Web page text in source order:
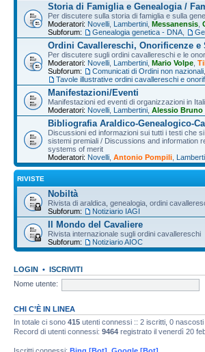
Storia di Famiglia e Genealogia /
Per discutere sulla storia di famiglia e sulla
Moderatori: Novelli Lambertini Messanensis
Subforum:
Genealogia genetica - DNA
Ordini Cavallereschi, Onorificenze
Per discutere sugli ordini cavallereschi e le
Moderatori: Novelli Lambertini Mario Volpe
Subforum:
Comunicati di Ordini non nazionali
Tavole illustrative ordini cavallereschi e
Manifestazioni/Eventi
Manifestazioni ed eventi di organizzazioni in
Moderatori: Novelli Lambertini Alessio Bruno
Bibliografia Araldico-Genealogico-
Discussioni ed informazioni sui tutti i testi che
sistemi premiali / Discussions and information
systems of merit
Moderatori: Novelli Antonio Pompili
RIVISTE
Nobiltà
Rivista di araldica, genealogia, ordini
Subforum:
Notiziario IAGI
Il Mondo del Cavaliere
Rivista internazionale sugli ordini cavallereschi
Subforum:
Notiziario AIOC
LOGIN • ISCRIVITI
Nome utente:
CHI C’È IN LINEA
In totale ci sono 415 utenti connessi :: 2 iscritti, 0
Record di utenti connessi: 9464 registrato il venerdì 20
Iscritti connessi: Bing [Bot] Google [Bot]